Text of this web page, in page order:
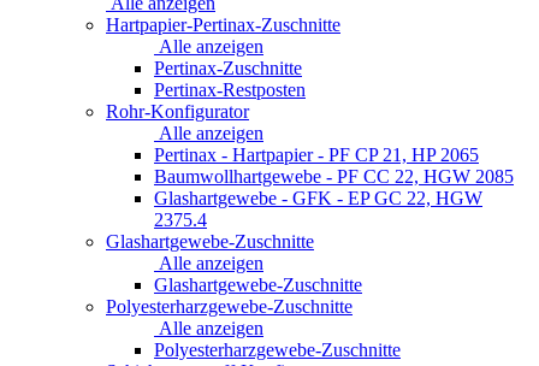
Hartpapier-Pertinax-Zuschnitte
Alle anzeigen
Pertinax-Zuschnitte
Pertinax-Restposten
Rohr-Konfigurator
Alle anzeigen
Pertinax - Hartpapier - PF CP 21, HP 2065
Baumwollhartgewebe - PF CC 22, HGW 2085
Glashartgewebe - GFK - EP GC 22, HGW
2375.4
Glashartgewebe-Zuschnitte
Alle anzeigen
Glashartgewebe-Zuschnitte
Polyesterharzgewebe-Zuschnitte
Alle anzeigen
Polyesterharzgewebe-Zuschnitte